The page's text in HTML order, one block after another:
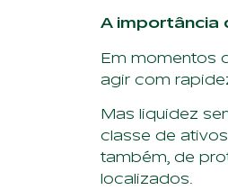
A importância
Em momentos
agir com
Mas liquidez
classe de
também, de
localizados.